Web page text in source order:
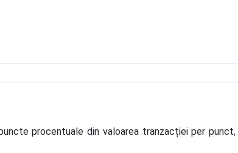
procentuale din valoarea tranzacției per